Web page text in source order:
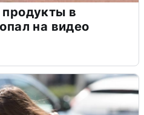
в
на видео